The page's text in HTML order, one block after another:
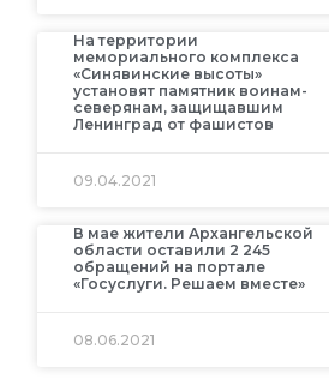
На территории
мемориального комплекса
«Синявинские высоты»
установят памятник воинам-
северянам, защищавшим
Ленинград от фашистов
09.04.2021
В мае жители Архангельской
области оставили 2 245
обращений на портале
«Госуслуги. Решаем вместе»
08.06.2021